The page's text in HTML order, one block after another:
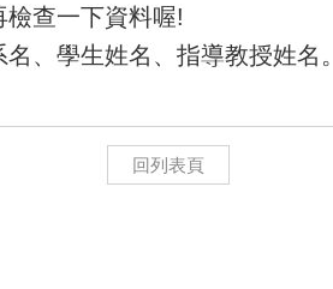
查一下資料喔!
、學生姓名、指導教授姓名。
回列表頁